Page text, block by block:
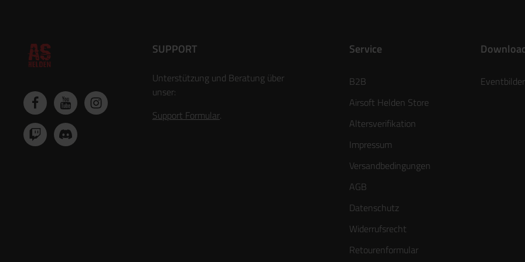
SUPPORT
Unterstützung und Beratung über
unser:
Support Formular.
Service
B2B
Airsoft Helden Store
Altersverifikation
Impressum
Versandbedingungen
AGB
Datenschutz
Widerrufsrecht
Retourenformular
Eventbilder